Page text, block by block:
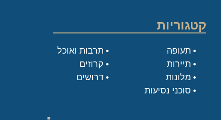
קטגוריות
תעופה
תיירות
מלונות
סוכני נסיעות
תרבות ואוכל
קרוזים
דרושים